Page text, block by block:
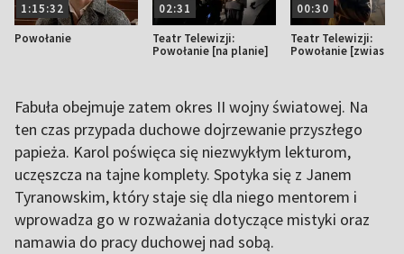
1:15:32
Powołanie
02:31
Teatr Telewizji:
Powołanie [na planie]
00:30
Teatr Telewizji:
Powołanie
Fabuła obejmuje zatem okres II wojny światowej. Na
ten czas przypada duchowe dojrzewanie przyszłego
papieża. Karol poświęca się niezwykłym lekturom,
uczęszcza na tajne komplety. Spotyka się z Janem
Tyranowskim, który staje się dla niego mentorem i
wprowadza go w rozważania dotyczące mistyki oraz
namawia do pracy duchowej nad sobą.